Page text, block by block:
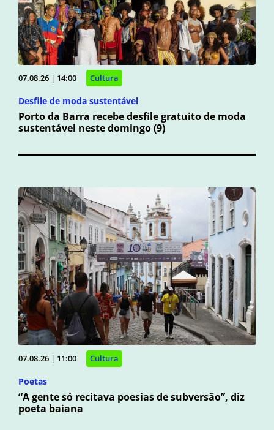
07.08.26 | 14:00 Cultura
Desfile de moda sustentável
Porto da Barra recebe desfile gratuito de moda
sustentável neste domingo (9)
07.08.26 | 11:00 Cultura
Poetas
“A gente só recitava poesias de subversão”, diz
poeta baiana